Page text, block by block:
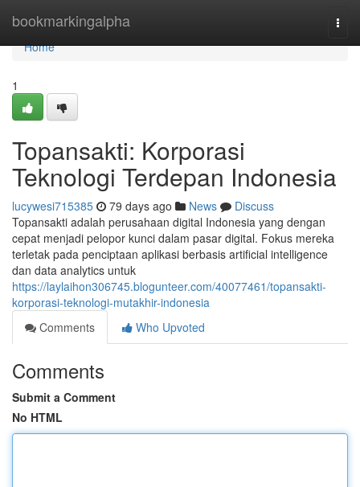
bookmarkingalpha
Home
Home
1
Topansakti: Korporasi
Teknologi Terdepan Indonesia
lucywesi715385 79 days ago News
Discuss
Topansakti adalah perusahaan digital Indonesia yang dengan
cepat menjadi pelopor kunci dalam pasar digital. Fokus mereka
terletak pada penciptaan aplikasi berbasis artificial intelligence
dan data analytics untuk
https://laylaihon306745.blogunteer.com/40077461/topansakti-
korporasi-teknologi-mutakhir-indonesia
Comments
Who Upvoted
Comments
Submit a Comment
No HTML